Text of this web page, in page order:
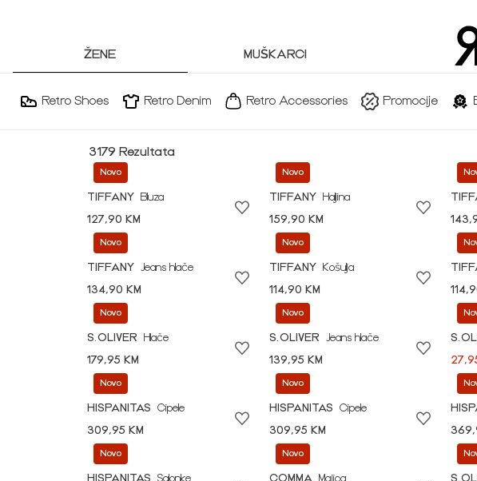
ŽENE MUŠKARCI
Retro Shoes Retro Denim Retro Accessories Promocije
3179 Rezultata
Novo
TIFFANY
Bluza
127,90 KM
Novo
TIFFANY
Haljina
159,90 KM
Novo
TIFFANY
Jeans hlače
134,90 KM
Novo
TIFFANY
Košulja
114,90 KM
Novo
S.OLIVER
Hlače
179,95 KM
Novo
S.OLIVER
Jeans hlače
139,95 KM
Novo
HISPANITAS
Cipele
309,95 KM
Novo
HISPANITAS
Cipele
309,95 KM
Novo
HISPANITAS
Salonke
Novo
COMMA
Majica